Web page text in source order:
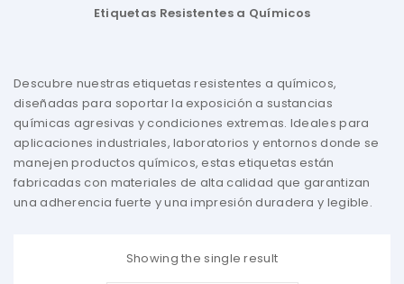
Etiquetas Resistentes a Químicos
Descubre nuestras etiquetas resistentes a químicos,
diseñadas para soportar la exposición a sustancias
químicas agresivas y condiciones extremas. Ideales para
aplicaciones industriales, laboratorios y entornos donde se
manejen productos químicos, estas etiquetas están
fabricadas con materiales de alta calidad que garantizan
una adherencia fuerte y una impresión duradera y legible.
Showing the single result